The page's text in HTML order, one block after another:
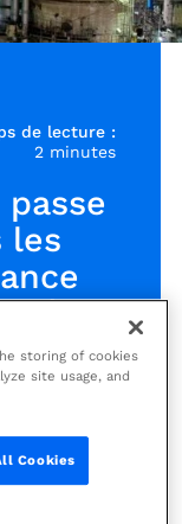
de lecture :
2 minutes
les
la
storing of cookies
site usage, and
Cookies